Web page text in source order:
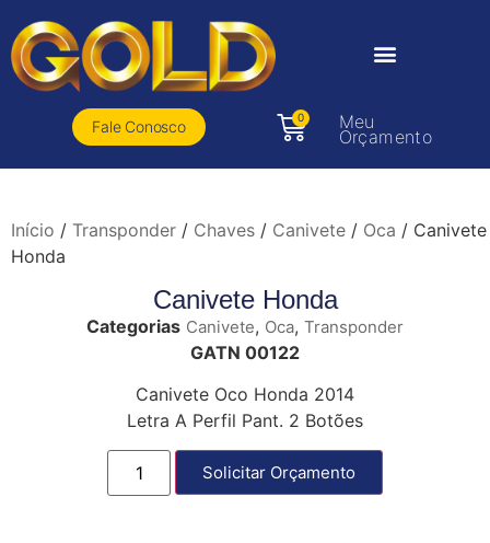
Fale Conosco
0 Meu
Orçamento
Início / Transponder / Chaves / Canivete / Oca / Canivete
Honda
Canivete Honda
Categorias Canivete, Oca, Transponder
GATN 00122
Canivete Oco Honda 2014
Letra A Perfil Pant. 2 Botões
Solicitar Orçamento